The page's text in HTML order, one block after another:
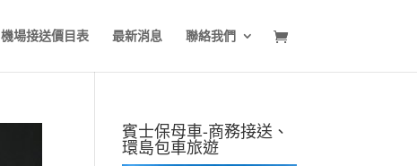
機場接送價目表 最新消息 聯絡我們
賓士保母車-商務接送、
環島包車旅遊